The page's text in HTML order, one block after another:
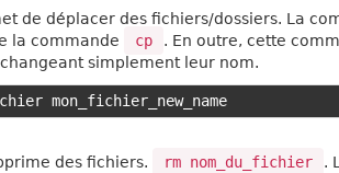
de déplacer des fichiers/dossiers. La
la commande
cp
. En outre, cette
simplement leur nom.
des fichiers.
rm nom_du_fichier .